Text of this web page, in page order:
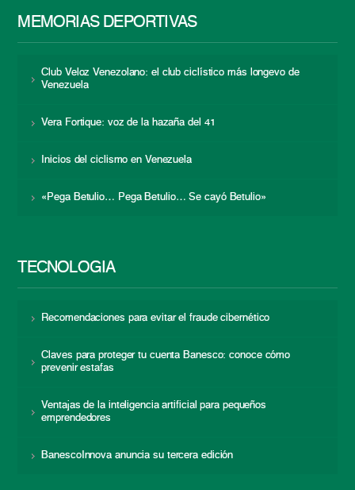
MEMORIAS DEPORTIVAS
Club Veloz Venezolano: el club ciclístico más longevo de
Venezuela
Vera Fortique: voz de la hazaña del 41
Inicios del ciclismo en Venezuela
«Pega Betulio… Pega Betulio… Se cayó Betulio»
TECNOLOGÍA
Recomendaciones para evitar el fraude cibernético
Claves para proteger tu cuenta Banesco: conoce cómo
prevenir estafas
Ventajas de la inteligencia artificial para pequeños
emprendedores
BanescoInnova anuncia su tercera edición